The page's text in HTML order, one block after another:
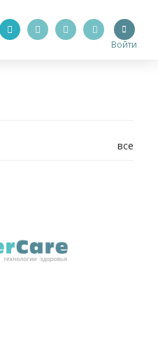
Войти
все